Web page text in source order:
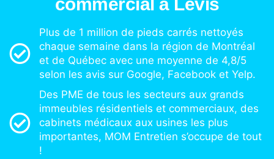
Plus de 1 million de pieds carrés nettoyés
chaque semaine dans la région de Montréal
et de Québec avec une moyenne de 4,8/5
selon les avis sur Google, Facebook et Yelp.
Des PME de tous les secteurs aux grands
immeubles résidentiels et commerciaux, des
cabinets médicaux aux usines les plus
importantes, MOM Entretien s’occupe de tout
!